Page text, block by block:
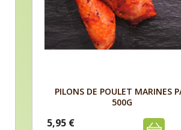
Aperçu
PILONS DE POULET MARINES
500G
5,95 €